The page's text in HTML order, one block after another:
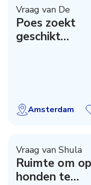
Vraag van De
Poes zoekt
geschikt
Amsterdam
Vraag van Shula
Ruimte om op
honden te